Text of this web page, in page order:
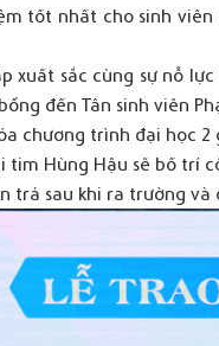
tốt nhất cho sinh
xuất sắc cùng sự nỗ
đến Tân sinh viên
chương trình đại học
tim Hùng Hậu sẽ bố trí
trả sau khi ra trường và